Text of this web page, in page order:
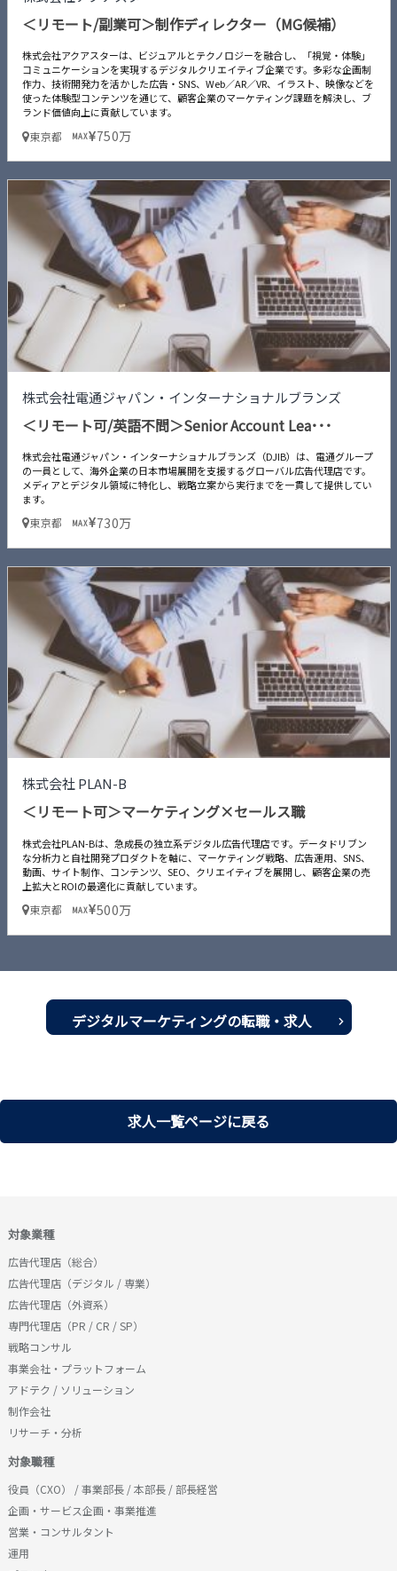
＜リモート/副業可＞制作ディレクター（MG候補）
株式会社アクアスターは、ビジュアルとテクノロジーを融合し、「視覚・体験」
コミュニケーションを実現するデジタルクリエイティブ企業です。多彩な企画制
作力、技術開発力を活かした広告・SNS、Web／AR／VR、イラスト、映像などを
使った体験型コンテンツを通じて、顧客企業のマーケティング課題を解決し、ブ
ランド価値向上に貢献しています。
東京都 MAX 750万
株式会社電通ジャパン・インターナショナルブランズ
＜リモート可/英語不問＞Senior Account Lea･･･
株式会社電通ジャパン・インターナショナルブランズ（DJIB）は、電通グループ
の一員として、海外企業の日本市場展開を支援するグローバル広告代理店です。
メディアとデジタル領域に特化し、戦略立案から実行までを一貫して提供してい
ます。
東京都 MAX 730万
株式会社 PLAN-B
＜リモート可＞マーケティング×セールス職
株式会社PLAN-Bは、急成長の独立系デジタル広告代理店です。データドリブン
な分析力と自社開発プロダクトを軸に、マーケティング戦略、広告運用、SNS、
動画、サイト制作、コンテンツ、SEO、クリエイティブを展開し、顧客企業の売
上拡大とROIの最適化に貢献しています。
東京都 MAX 500万
デジタルマーケティングの転職・求人
求人一覧ページに戻る
対象業種
広告代理店（総合）
広告代理店（デジタル / 専業）
広告代理店（外資系）
専門代理店（PR / CR / SP）
戦略コンサル
事業会社・プラットフォーム
アドテク / ソリューション
制作会社
リサーチ・分析
対象職種
役員（CXO） / 事業部長 / 本部長 / 部長経営
企画・サービス企画・事業推進
営業・コンサルタント
運用